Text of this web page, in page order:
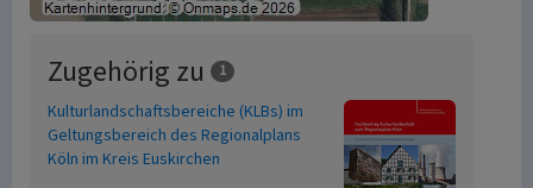
Zugehörig zu 1
Kulturlandschaftsbereiche (KLBs) im
Geltungsbereich des Regionalplans
Köln im Kreis Euskirchen